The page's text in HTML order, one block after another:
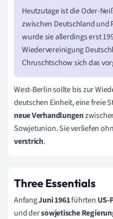
Heutzutage ist die Oder-
zwischen Deutschland
wurde sie allerdings erst
Wiedervereinigung
Chruschtschow sich das
West-Berlin sollte bis zur
deutschen Einheit, eine freie
neue Verhandlungen
Sowjetunion. Sie verliefen
verstrich.
Three Essentials
AnfangJuni 1961führten US-
und dersowjetische